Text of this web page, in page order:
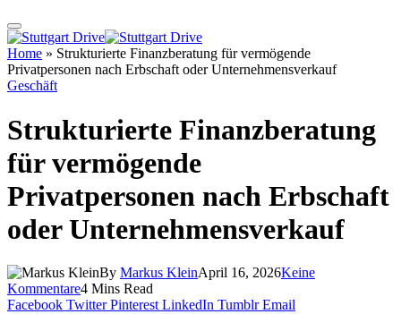
Home » Strukturierte Finanzberatung für vermögende
Privatpersonen nach Erbschaft oder Unternehmensverkauf
Geschäft
Strukturierte Finanzberatung
für vermögende
Privatpersonen nach Erbschaft
oder Unternehmensverkauf
By Markus KleinApril 16, 2026Keine
Kommentare4 Mins Read
Facebook Twitter Pinterest LinkedIn Tumblr Email